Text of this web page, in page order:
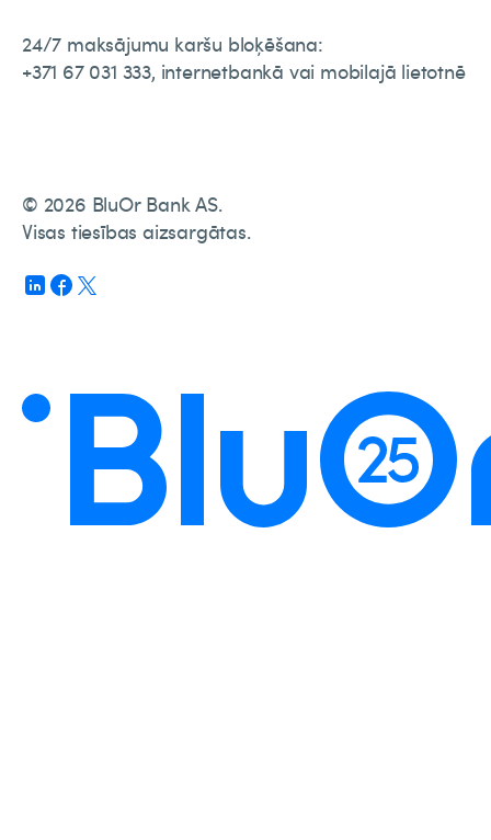
24/7 maksājumu karšu bloķēšana:
+371 67 031 333, internetbankā vai mobilajā lietotnē
© 2026 BluOr Bank AS.
Visas tiesības aizsargātas.